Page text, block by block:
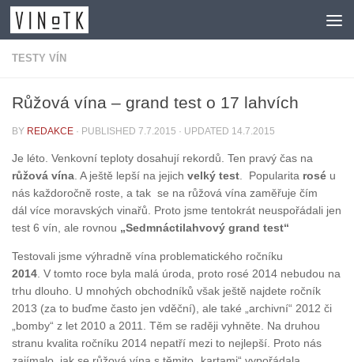
Skip to content
TESTY VÍN
Růžová vína – grand test o 17 lahvích
BY REDAKCE · PUBLISHED 7.7.2015 · UPDATED 14.7.2015
Je léto. Venkovní teploty dosahují rekordů. Ten pravý čas na
růžová vína. A ještě lepší na jejich velký test. Popularita rosé u
nás každoročně roste, a tak se na růžová vína zaměřuje čím
dál více moravských vinařů. Proto jsme tentokrát neuspořádali jen
test 6 vín, ale rovnou „Sedmnáctilahvový grand test“
Testovali jsme výhradně vína problematického ročníku
2014. V tomto roce byla malá úroda, proto rosé 2014 nebudou na
trhu dlouho. U mnohých obchodníků však ještě najdete ročník
2013 (za to buďme často jen vděční), ale také „archivní“ 2012 či
„bomby“ z let 2010 a 2011. Těm se raději vyhněte. Na druhou
stranu kvalita ročníku 2014 nepatří mezi to nejlepší. Proto nás